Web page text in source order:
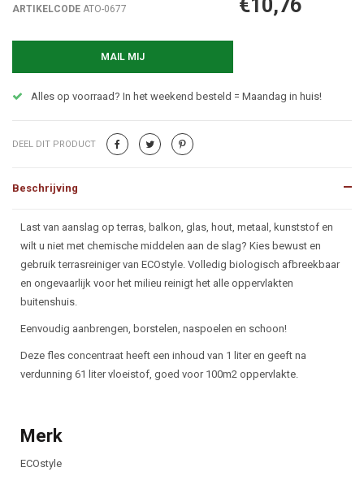
ARTIKELCODE ATO-0677 €10,76
MAIL MIJ
Alles op voorraad? In het weekend besteld = Maandag in huis!
DEEL DIT PRODUCT
Beschrijving
Beschrijving
Last van aanslag op terras, balkon, glas, hout, metaal, kunststof en
wilt u niet met chemische middelen aan de slag? Kies bewust en
gebruik terrasreiniger van ECOstyle. Volledig biologisch afbreekbaar
en ongevaarlijk voor het milieu reinigt het alle oppervlakten
buitenshuis.
Eenvoudig aanbrengen, borstelen, naspoelen en schoon!
Deze fles concentraat heeft een inhoud van 1 liter en geeft na
verdunning 61 liter vloeistof, goed voor 100m2 oppervlakte.
Merk
ECOstyle